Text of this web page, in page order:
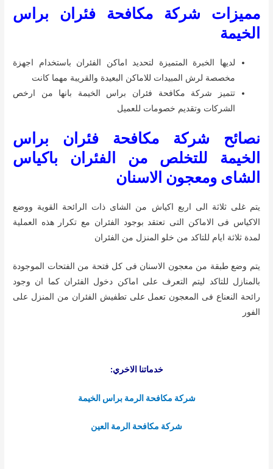
مميزات شركة مكافحة فئران براس
الخيمة
لديها الخبرة المتميزة لتحديد اماكن الفئران باستخدام اجهزة
مخصصة لرش المبيدات للاماكن البعيدة والقريبة مهما كانت
تتميز شركة مكافحة فئران براس الخيمة بانها من ارخص
الشركات وتقديم خصومات للعميل
نصائح شركة مكافحة فئران براس
الخيمة للتخلص من الفئران باكياس
الشاى ومعجون الاسنان
يتم غلى ثلاثة الى اربع اكياش من الشاى ذات الرائحة القوية ووضع
الاكياس فى الاماكن التى تعتقد بوجود الفئران مع تكرار هذه العملية
لمدة ثلاثة ايام للتاكد من خلو المنزل من الفئران
يتم وضع طبقة من معجون الاسنان فى كل فتحة من الفتحات الموجودة
بالمنازل للتاكد ليتم التعرف على اماكن دخول الفئران كما ان وجود
رائحة النعناع فى المعجون تعمل على تطفيش الفئران من المنزل على
الفور
خدماتنا الاخري:
شركة مكافحة الرمة براس الخيمة
شركة مكافحة الرمة العين